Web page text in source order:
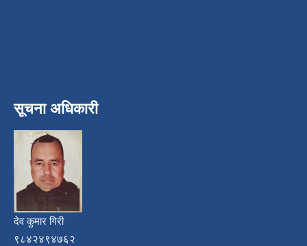
सूचना अधिकारी
देव कुमार गिरी
९८४२४९४७६२